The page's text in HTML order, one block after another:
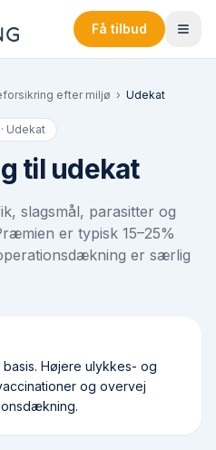
Få tilbud
efter miljø › Udekat
Udekat
til udekat
slagsmål, parasitter og
er typisk 15–25%
er særlig
Højere ulykkes- og
og overvej